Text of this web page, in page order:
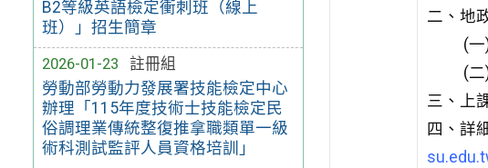
B2等級英語檢定衝刺班（線上
班）」招生簡章
2026-01-23
註冊組
勞動部勞動力發展署技能檢定中心
辦理「115年度技術士技能檢定民
俗調理業傳統整復推拿職類單一級
術科測試監評人員資格培訓」
二、地
(
(
三、上
四、詳